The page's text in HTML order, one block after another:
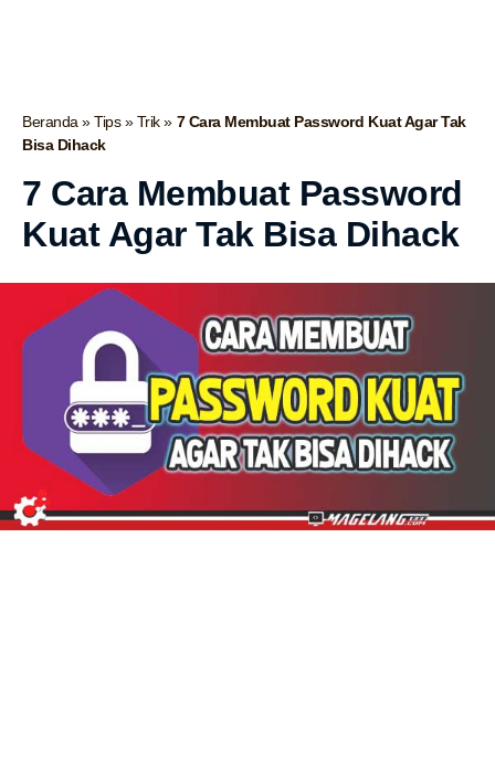
Beranda»Tips»Trik» 7 Cara Membuat Password Kuat Agar Tak
Bisa Dihack
7 Cara Membuat Password
Kuat Agar Tak Bisa Dihack